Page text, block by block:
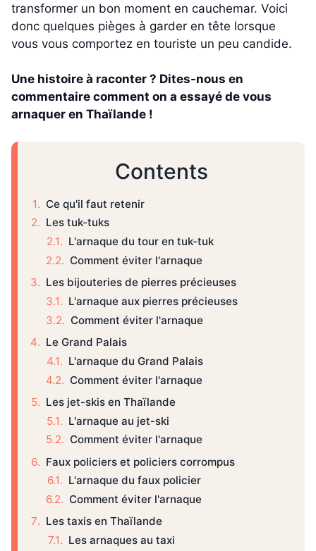
transformer un bon moment en cauchemar. Voici
donc quelques pièges à garder en tête lorsque
vous vous comportez en touriste un peu candide.
Une histoire à raconter ? Dites-nous en
commentaire comment on a essayé de vous
arnaquer en Thaïlande !
Contents
Ce qu'il faut retenir
Les tuk-tuks
L'arnaque du tour en tuk-tuk
Comment éviter l'arnaque
Les bijouteries de pierres précieuses
L'arnaque aux pierres précieuses
Comment éviter l'arnaque
Le Grand Palais
L'arnaque du Grand Palais
Comment éviter l'arnaque
Les jet-skis en Thaïlande
L'arnaque au jet-ski
Comment éviter l'arnaque
Faux policiers et policiers corrompus
L'arnaque du faux policier
Comment éviter l'arnaque
Les taxis en Thaïlande
Les arnaques au taxi